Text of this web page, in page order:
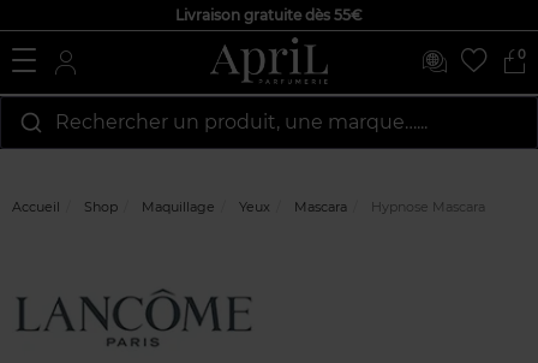
Livraison gratuite dès 55€
0
Rechercher un produit, une marque…...
Accueil Shop Maquillage Yeux Mascara Hypnose Mascara